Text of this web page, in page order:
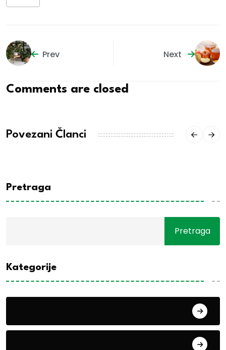
Prev Next
Comments are closed
Povezani Članci
Pretraga
Pretraga
Kategorije